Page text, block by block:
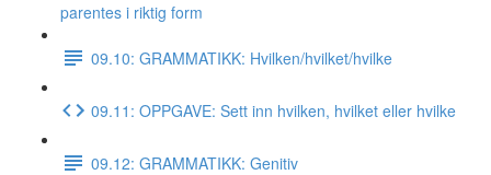
parentes i riktig form
09.10: GRAMMATIKK: Hvilken/hvilket/hvilke
09.11: OPPGAVE: Sett inn hvilken, hvilket eller hvilke
09.12: GRAMMATIKK: Genitiv